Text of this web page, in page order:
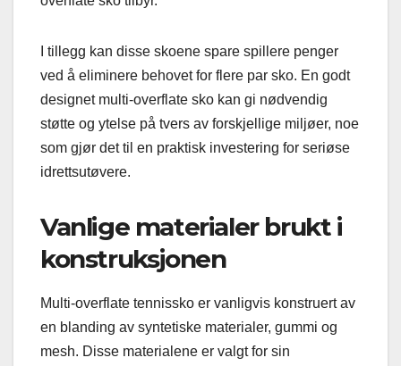
I tillegg kan disse skoene spare spillere penger
ved å eliminere behovet for flere par sko. En godt
designet multi-overflate sko kan gi nødvendig
støtte og ytelse på tvers av forskjellige miljøer, noe
som gjør det til en praktisk investering for seriøse
idrettsutøvere.
Vanlige materialer brukt i
konstruksjonen
Multi-overflate tennissko er vanligvis konstruert av
en blanding av syntetiske materialer, gummi og
mesh. Disse materialene er valgt for sin